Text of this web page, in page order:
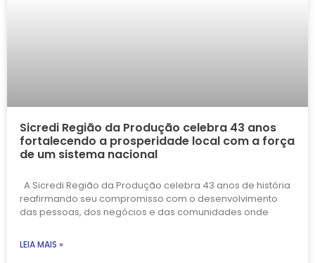
Sicredi Região da Produção celebra 43 anos
fortalecendo a prosperidade local com a força
de um sistema nacional
A Sicredi Região da Produção celebra 43 anos de história
reafirmando seu compromisso com o desenvolvimento
das pessoas, dos negócios e das comunidades onde
LEIA MAIS »